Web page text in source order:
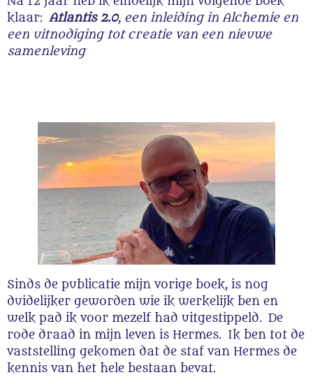
klaar: Atlantis 2.0, een inleiding in Alchemie en
een uitnodiging tot creatie van een nieuwe
samenleving
Sinds de publicatie mijn vorige boek, is nog
duidelijker geworden wie ik werkelijk ben en
welk pad ik voor mezelf had uitgestippeld. De
rode draad in mijn leven is Hermes. Ik ben tot de
vaststelling gekomen dat de staf van Hermes de
kennis van het hele bestaan bevat.